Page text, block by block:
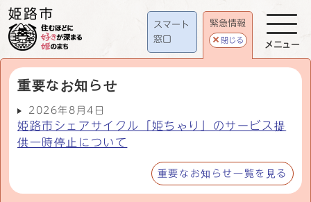
スマート
窓口
緊急情報
閉じる
重要なお知らせ
2026年8月4日
姫路市シェアサイクル「姫ちゃり」のサービス提
供一時停止について
重要なお知らせ一覧を見る
メニュー